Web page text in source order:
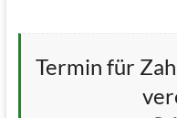
Termin für